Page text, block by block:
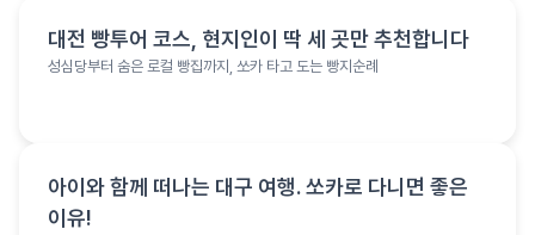
여행 정보
대전 빵투어 코스, 현지인이 딱 세 곳만 추천합니다
성심당부터 숨은 로컬 빵집까지, 쏘카 타고 도는 빵지순례
여행 정보
아이와 함께 떠나는 대구 여행. 쏘카로 다니면 좋은
이유!